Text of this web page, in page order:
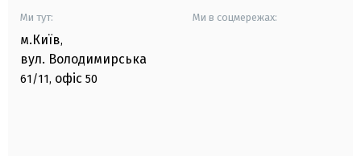
Ми тут:
м.Київ,
вул. Володимирська
61/11, офіс 50
Ми в соцмережах: